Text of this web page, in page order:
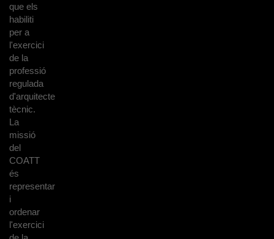
que els
habiliti
per a
l'exercici
de la
professió
regulada
d'arquitecte
tècnic.
La
missió
del
COATT
és
representar
i
ordenar
l'exercici